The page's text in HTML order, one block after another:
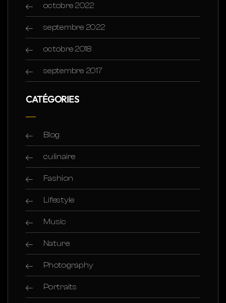
octobre 2022
septembre 2022
octobre 2018
septembre 2017
CATÉGORIES
Blog
culinaire
Fashion
Lifestyle
Music
Nature
Photography
Portraits